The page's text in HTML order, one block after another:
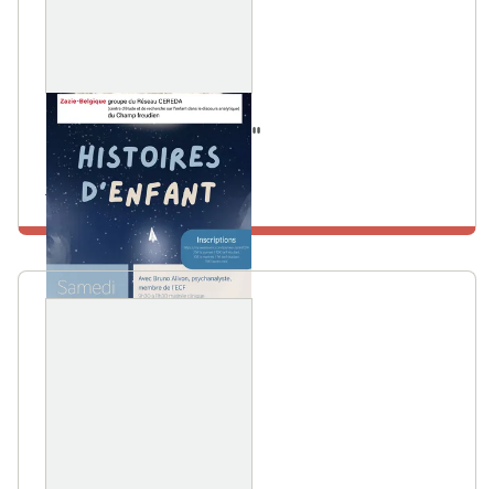
"Histoires d'enfant"
14 DÉCEMBRE 2024
Local de l'ACF
En savoir plus